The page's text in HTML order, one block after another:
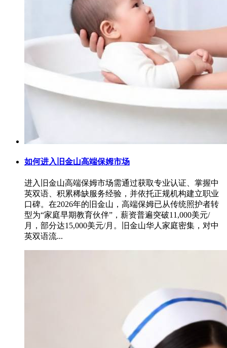
如何进入旧金山高端保姆市场
进入旧金山高端保姆市场需通过获取专业认证、掌握中
英双语、积累稀缺服务经验，并依托正规机构建立职业
口碑。在2026年的旧金山，高端保姆已从传统照护者转
型为“家庭早期教育伙伴”，薪资普遍突破11,000美元/
月，部分达15,000美元/月。旧金山华人家庭密集，对中
英双语流...